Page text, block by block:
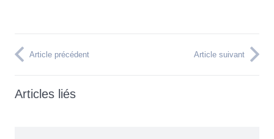
Article précédent Article suivant
Articles liés